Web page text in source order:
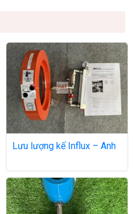
Lưu lượng kế Influx – Anh